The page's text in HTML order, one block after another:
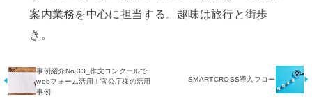
案内業務を中心に担当する。趣味は旅行と街歩
き。
事例紹介No.33_作文コンクールで
webフォーム活用！官公庁様の活用
事例
SMARTCROSS導入フロー